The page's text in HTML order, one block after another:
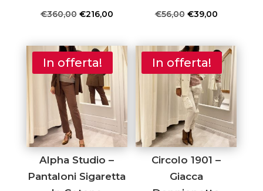
€360,00 Il
originale
era:
€360,00.
€216,00Il
attuale
€216,00.
€56,00 Il
originale
era:
€56,00.
€39,00Il
attuale
è:
€39,00.
In offerta!
Alpha Studio –
Pantaloni Sigaretta
In offerta!
Circolo 1901 –
Giacca